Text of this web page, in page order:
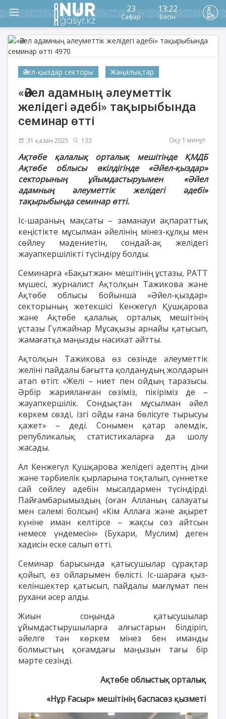
23
Сафар
13:22
Бесін
Әйел-қыздар секторы Жаңалықтар
«Әйел адамның әлеуметтік
желідегі әдебі» тақырыбында
семинар өтті
31 қазан 2025 133 Оқу 1 минут
Ақтөбе қалалық орталық мешітінде ҚМДБ
Ақтөбе облысы өкілдігінде «Әйел-қыздар»
секторының ұйымдастыруымен «Әйел
адамның әлеуметтік желідегі әдебі»
тақырыбында семинар өтті.
Іс-шараның мақсаты – заманауи ақпараттық
кеңістікте мұсылман әйелінің мінез-құлқы мен
сөйлеу мәдениетін, сондай-ақ желідегі
жауапкершілікті түсіндіру болды.
Семинарға «Бақытжан» мешітінің ұстазы, РАТТ
мүшесі, журналист Ақтолқын Тажикова және
Ақтөбе облысы бойынша «Әйел-қыздар»
секторының жетекшісі Кенжегүл Қушқарова
және Ақтөбе қалалық орталық мешітінің
ұстазы Гүлжайнар Мұсақызы арнайы қатысып,
жамағатқа маңызды насихат айтты.
Ақтолқын Тажикова өз сөзінде әлеуметтік
желіні пайдалы бағытта қолданудың жолдарын
атап өтіп: «Желі – ниет пен ойдың таразысы.
Әрбір жарияланған сөзіміз, пікіріміз де –
жауапкершілік. Сондықтан мұсылман әйел
көркем сөзді, ізгі ойды ғана бөлісуге тырысуы
қажет» – деді. Сонымен қатар әлемдік,
републикалық статистикаларға да шолу
жасады.
Ал Кенжегүл Қушқарова желідегі әдептің діни
және тәрбиелік қырларына тоқталып, сүннетке
сай сөйлеу әдебін мысалдармен түсіндірді.
Пайғамбарымыздың (оған Алланың салауаты
мен сәлемі болсын) «Кім Аллаға және ақырет
күніне иман келтірсе – жақсы сөз айтсын
немесе үндемесін» (Бухари, Муслим) деген
хадисін еске салып өтті.
Семинар барысында қатысушылар сұрақтар
қойып, өз ойларымен бөлісті. Іс-шараға қыз-
келіншектер қатысып, пайдалы мағлұмат пен
рухани әсер алды.
Жиын соңында қатысушылар
ұйымдастырушыларға алғыстарын білдіріп,
әйелге тән көркем мінез бен иманды
болмыстың қоғамдағы маңызын тағы бір
мәрте сезінді.
Ақтөбе облыстық орталық
«Нұр Ғасыр» мешітінің баспасөз қызметі